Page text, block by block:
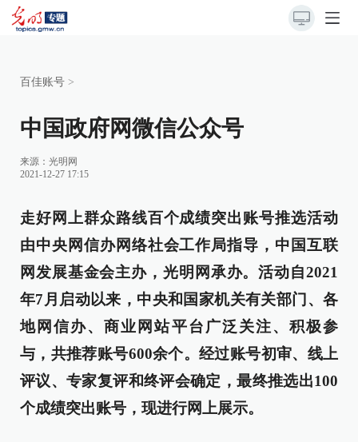
百佳账号 >
中国政府网微信公众号
来源： 光明网
2021-12-27 17:15
走好网上群众路线百个成绩突出账号推选活动
由中央网信办网络社会工作局指导，中国互联
网发展基金会主办，光明网承办。活动自2021
年7月启动以来，中央和国家机关有关部门、各
地网信办、商业网站平台广泛关注、积极参
与，共推荐账号600余个。经过账号初审、线上
评议、专家复评和终评会确定，最终推选出100
个成绩突出账号，现进行网上展示。